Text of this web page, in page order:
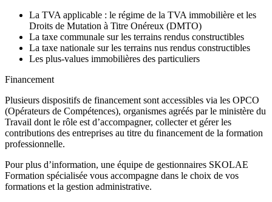
La TVA applicable : le régime de la TVA immobilière et les
Droits de Mutation à Titre Onéreux (DMTO)
La taxe communale sur les terrains rendus constructibles
La taxe nationale sur les terrains nus rendus constructibles
Les plus-values immobilières des particuliers
Financement
Plusieurs dispositifs de financement sont accessibles via les OPCO
(Opérateurs de Compétences), organismes agréés par le ministère du
Travail dont le rôle est d’accompagner, collecter et gérer les
contributions des entreprises au titre du financement de la formation
professionnelle.
Pour plus d’information, une équipe de gestionnaires SKOLAE
Formation spécialisée vous accompagne dans le choix de vos
formations et la gestion administrative.